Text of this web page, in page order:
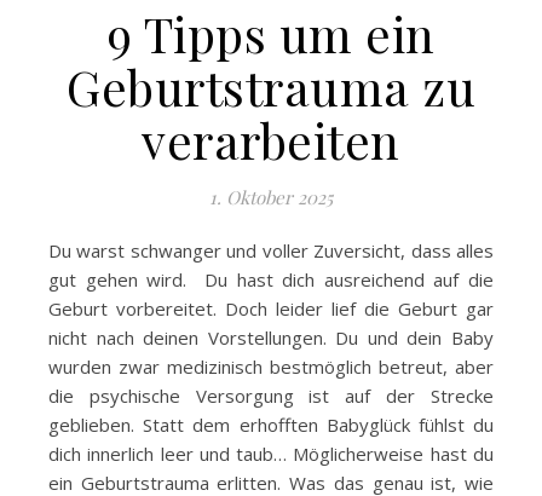
9 Tipps um ein
Geburtstrauma zu
verarbeiten
1. Oktober 2025
Du warst schwanger und voller Zuversicht, dass alles
gut gehen wird. Du hast dich ausreichend auf die
Geburt vorbereitet. Doch leider lief die Geburt gar
nicht nach deinen Vorstellungen. Du und dein Baby
wurden zwar medizinisch bestmöglich betreut, aber
die psychische Versorgung ist auf der Strecke
geblieben. Statt dem erhofften Babyglück fühlst du
dich innerlich leer und taub… Möglicherweise hast du
ein Geburtstrauma erlitten. Was das genau ist, wie